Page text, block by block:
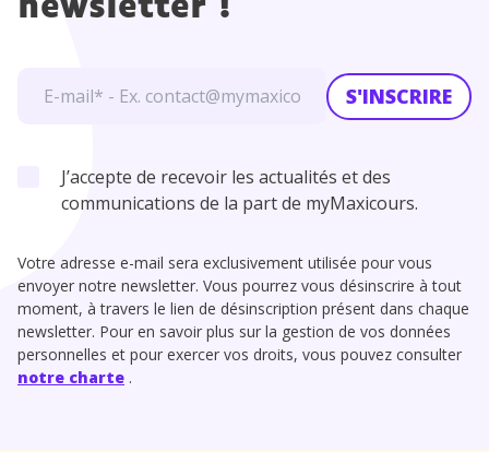
newsletter !
S'INSCRIRE
J’accepte de recevoir les actualités et des
communications de la part de myMaxicours.
Votre adresse e-mail sera exclusivement utilisée pour vous
envoyer notre newsletter. Vous pourrez vous désinscrire à tout
moment, à travers le lien de désinscription présent dans chaque
newsletter. Pour en savoir plus sur la gestion de vos données
personnelles et pour exercer vos droits, vous pouvez consulter
notre charte .